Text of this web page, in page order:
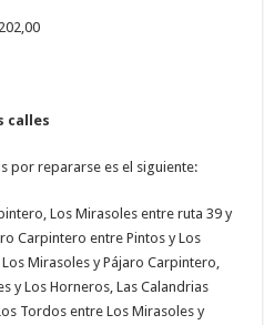
calles
por repararse es el siguiente:
Los Mirasoles entre ruta 39 y
Carpintero entre Pintos y Los
Mirasoles y Pájaro Carpintero,
y Los Horneros, Las Calandrias
Tordos entre Los Mirasoles y